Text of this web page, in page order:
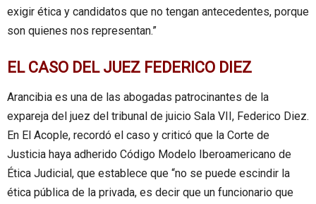
exigir ética y candidatos que no tengan antecedentes, porque
son quienes nos representan.”
EL CASO DEL JUEZ FEDERICO DIEZ
Arancibia es una de las abogadas patrocinantes de la
expareja del juez del tribunal de juicio Sala VII, Federico Diez.
En El Acople, recordó el caso y criticó que la Corte de
Justicia haya adherido Código Modelo Iberoamericano de
Ética Judicial, que establece que “no se puede escindir la
ética pública de la privada, es decir que un funcionario que